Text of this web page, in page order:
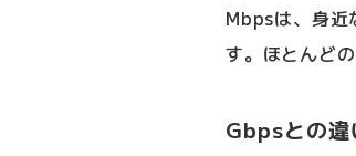
Mbpsは、身近
す。ほとんど
Gbpsとの違